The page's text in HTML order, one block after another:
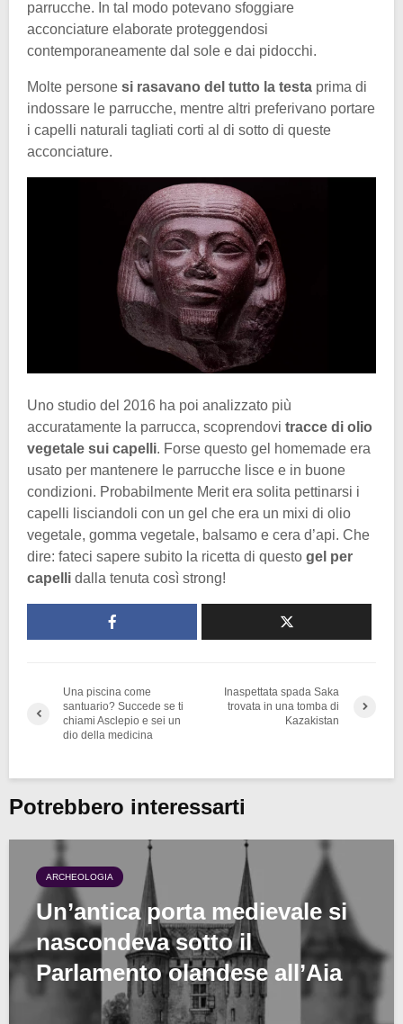
parrucche. In tal modo potevano sfoggiare
acconciature elaborate proteggendosi
contemporaneamente dal sole e dai pidocchi.
Molte persone si rasavano del tutto la testa prima di
indossare le parrucche, mentre altri preferivano portare
i capelli naturali tagliati corti al di sotto di queste
acconciature.
Uno studio del 2016 ha poi analizzato più
accuratamente la parrucca, scoprendovi tracce di olio
vegetale sui capelli. Forse questo gel homemade era
usato per mantenere le parrucche lisce e in buone
condizioni. Probabilmente Merit era solita pettinarsi i
capelli lisciandoli con un gel che era un mixi di olio
vegetale, gomma vegetale, balsamo e cera d’api. Che
dire: fateci sapere subito la ricetta di questo gel per
capelli dalla tenuta così strong!
Una piscina come
santuario? Succede se ti
chiami Asclepio e sei un
dio della medicina
Inaspettata spada Saka
trovata in una tomba di
Kazakistan
Potrebbero interessarti
ARCHEOLOGIA
Un’antica porta medievale si
nascondeva sotto il
Parlamento olandese all’Aia